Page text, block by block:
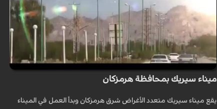
ميناء سيريك بمحافظة هرمزكان
يقع ميناء سيريك متعدد الأغراض شرق هرمزكان وبدأ العمل في الميناء